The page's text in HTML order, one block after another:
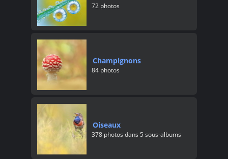
72 photos
Champignons
84 photos
Oiseaux
378 photos dans 5 sous-albums